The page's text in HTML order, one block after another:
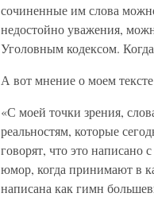
сочиненные им слова
недостойно уважения,
Уголовным кодексом.
А вот мнение о моем
«С моей точки зрения,
реальностям, которые
говорят, что это написано
юмор, когда принимают в
написана как гимн